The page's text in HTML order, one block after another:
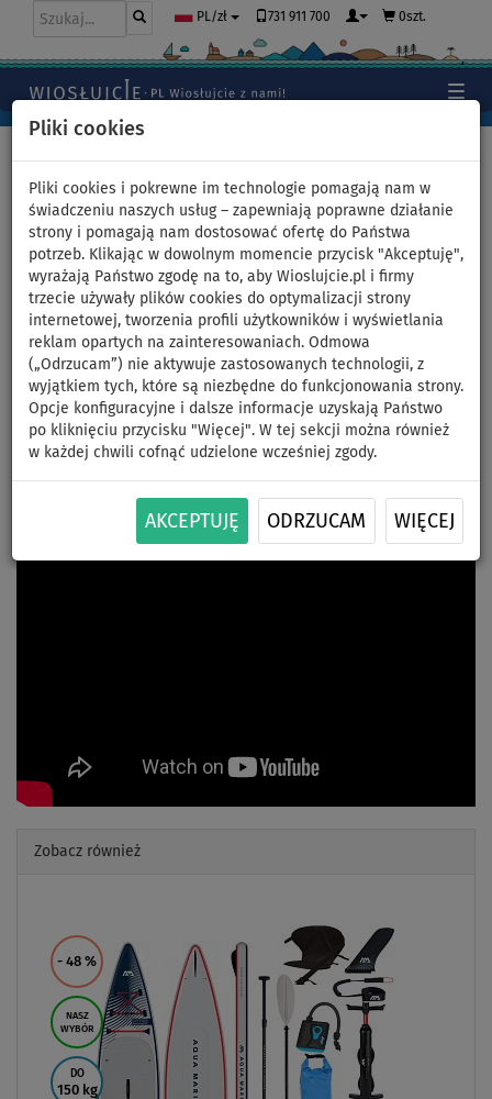
Pliki cookies
Pliki cookies i pokrewne im technologie pomagają nam w
świadczeniu naszych usług – zapewniają poprawne działanie
strony i pomagają nam dostosować ofertę do Państwa
potrzeb. Klikając w dowolnym momencie przycisk "Akceptuję",
wyrażają Państwo zgodę na to, aby Wioslujcie.pl i firmy
trzecie używały plików cookies do optymalizacji strony
internetowej, tworzenia profili użytkowników i wyświetlania
reklam opartych na zainteresowaniach. Odmowa
(„Odrzucam”) nie aktywuje zastosowanych technologii, z
wyjątkiem tych, które są niezbędne do funkcjonowania strony.
Opcje konfiguracyjne i dalsze informacje uzyskają Państwo
po kliknięciu przycisku "Więcej". W tej sekcji można również
w każdej chwili cofnąć udzielone wcześniej zgody.
AKCEPTUJĘ ODRZUCAM WIĘCEJ
PL/zł 731 911 700 0szt.
Montaż wiosła typu Combo
do desek SUP
Wiosła dwufunkcyjne sprawdzą się nie tylko na desce SUP, ale
również w kajaku. Szybka zamiana z pagaja na wiosło kajakowe
sprawdzi się podczas dłuższych wypraw lub gdy zmieni się
pogoda. Na przykładzie wiosła
Aqua Marina Ripple Tech
pokażemy Wam, że taka zamiana jest bardzo prosta i niezwykle
Zobacz również
- 48 %
NASZ
WYBÓR
DO
150 kg